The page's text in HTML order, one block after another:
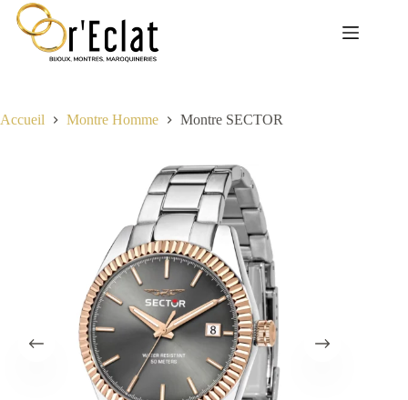
Passer
contenu
Accueil Montre Homme Montre SECTOR